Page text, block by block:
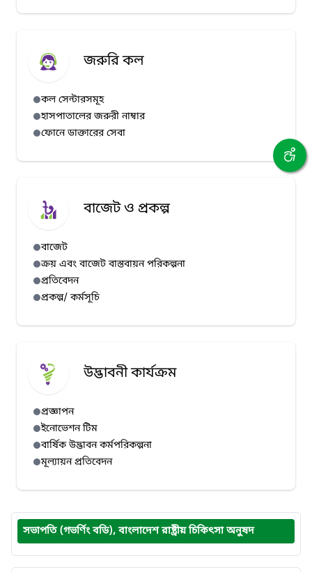
জরুরি কল
কল সেন্টারসমূহ
হাসপাতালের জরুরী নাম্বার
ফোনে ডাক্তারের সেবা
বাজেট ও প্রকল্প
বাজেট
ক্রয় এবং বাজেট বাস্তবায়ন পরিকল্পনা
প্রতিবেদন
প্রকল্প/ কর্মসূচি
উদ্ভাবনী কার্যক্রম
প্রজ্ঞাপন
ইনোভেশন টিম
বার্ষিক উদ্ভাবন কর্মপরিকল্পনা
মূল্যায়ন প্রতিবেদন
সভাপতি (গভর্ণিং বডি), বাংলাদেশ রাষ্ট্রীয় চিকিৎসা অনুষদ